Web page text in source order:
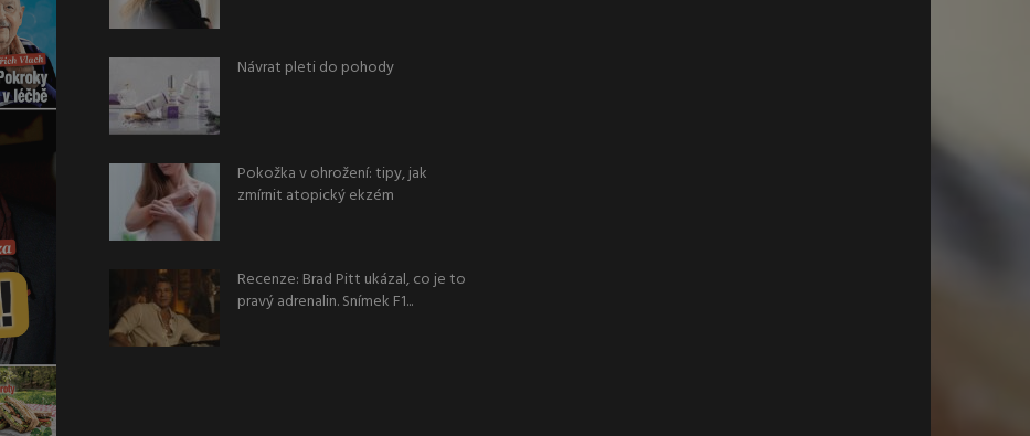
Návrat pleti do pohody
Pokožka v ohrožení: tipy, jak
zmírnit atopický ekzém
Recenze: Brad Pitt ukázal, co je to
pravý adrenalin. Snímek F1...